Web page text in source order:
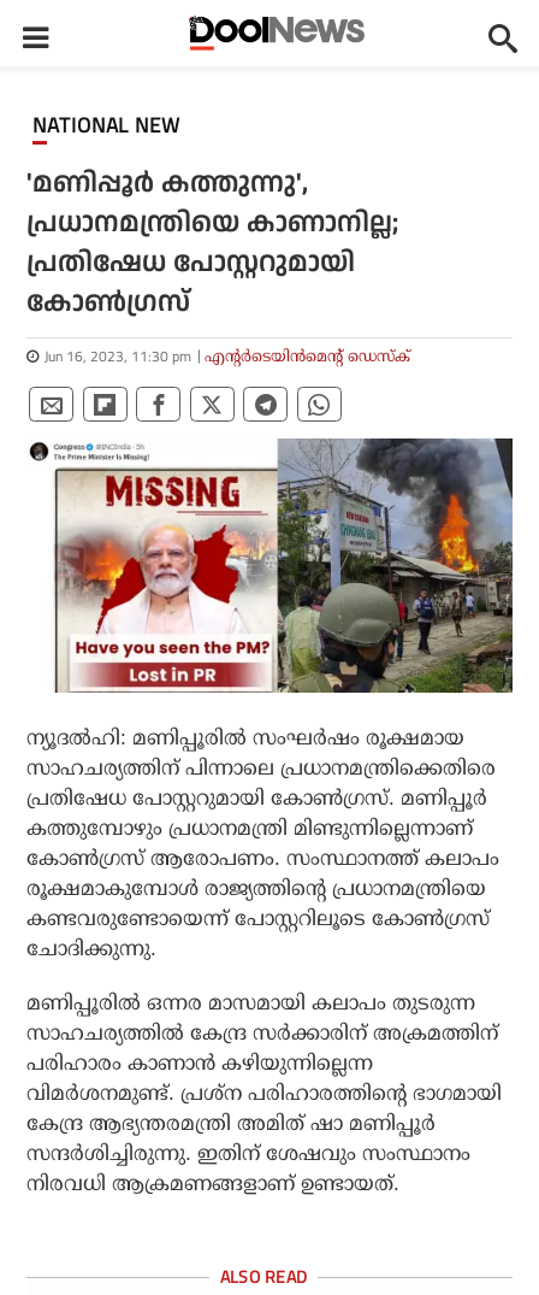
NATIONAL NEW
'മണിപ്പൂര്‍ കത്തുന്നു',
പ്രധാനമന്ത്രിയെ കാണാനില്ല;
പ്രതിഷേധ പോസ്റ്ററുമായി
കോണ്‍ഗ്രസ്
Jun 16, 2023, 11:30 pm എന്റര്‍ടെയിന്‍മെന്റ് ഡെസ്‌ക്
ന്യൂദല്‍ഹി: മണിപ്പൂരില്‍ സംഘര്‍ഷം രൂക്ഷമായ
സാഹചര്യത്തിന് പിന്നാലെ പ്രധാനമന്ത്രിക്കെതിരെ
പ്രതിഷേധ പോസ്റ്ററുമായി കോണ്‍ഗ്രസ്. മണിപ്പൂര്‍
കത്തുമ്പോഴും പ്രധാനമന്ത്രി മിണ്ടുന്നില്ലെന്നാണ്
കോണ്‍ഗ്രസ് ആരോപണം. സംസ്ഥാനത്ത് കലാപം
രൂക്ഷമാകുമ്പോള്‍ രാജ്യത്തിന്റെ പ്രധാനമന്ത്രിയെ
കണ്ടവരുണ്ടോയെന്ന് പോസ്റ്ററിലൂടെ കോണ്‍ഗ്രസ്
ചോദിക്കുന്നു.
മണിപ്പൂരില്‍ ഒന്നര മാസമായി കലാപം തുടരുന്ന
സാഹചര്യത്തില്‍ കേന്ദ്ര സര്‍ക്കാരിന് അക്രമത്തിന്
പരിഹാരം കാണാന്‍ കഴിയുന്നില്ലെന്ന
വിമര്‍ശനമുണ്ട്. പ്രശ്ന പരിഹാരത്തിന്റെ ഭാഗമായി
കേന്ദ്ര ആഭ്യന്തരമന്ത്രി അമിത് ഷാ മണിപ്പൂര്‍
സന്ദര്‍ശിച്ചിരുന്നു. ഇതിന് ശേഷവും സംസ്ഥാനം
നിരവധി ആക്രമണങ്ങളാണ് ഉണ്ടായത്.